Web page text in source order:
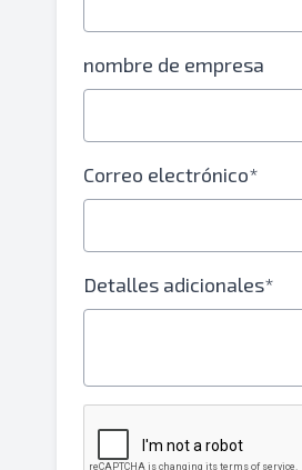
nombre de empresa
Correo electrónico*
Detalles adicionales*